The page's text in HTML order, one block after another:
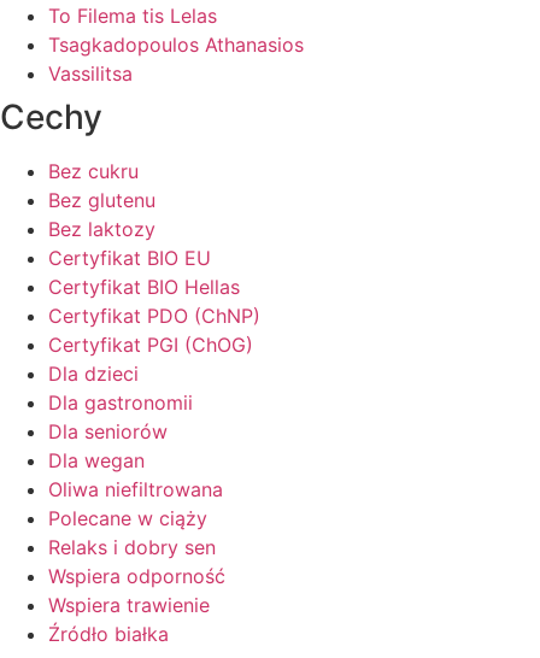
To Filema tis Lelas
Tsagkadopoulos Athanasios
Vassilitsa
Cechy
Bez cukru
Bez glutenu
Bez laktozy
Certyfikat BIO EU
Certyfikat BIO Hellas
Certyfikat PDO (ChNP)
Certyfikat PGI (ChOG)
Dla dzieci
Dla gastronomii
Dla seniorów
Dla wegan
Oliwa niefiltrowana
Polecane w ciąży
Relaks i dobry sen
Wspiera odporność
Wspiera trawienie
Źródło białka